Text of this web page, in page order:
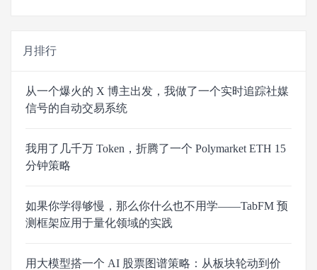
月排行
从一个爆火的 X 博主出发，我做了一个实时追踪社媒
信号的自动交易系统
我用了几千万 Token，折腾了一个 Polymarket ETH 15
分钟策略
如果你学得够慢，那么你什么也不用学——TabFM 预
测框架应用于量化领域的实践
用大模型搭一个 AI 股票图谱策略：从板块轮动到价